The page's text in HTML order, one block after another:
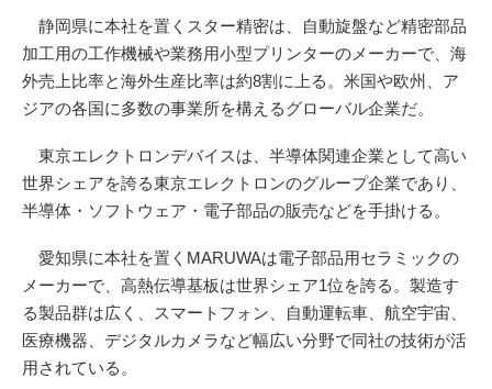
静岡県に本社を置くスター精密は、自動旋盤など精密部品
加工用の工作機械や業務用小型プリンターのメーカーで、海
外売上比率と海外生産比率は約8割に上る。米国や欧州、ア
ジアの各国に多数の事業所を構えるグローバル企業だ。
東京エレクトロンデバイスは、半導体関連企業として高い
世界シェアを誇る東京エレクトロンのグループ企業であり、
半導体・ソフトウェア・電子部品の販売などを手掛ける。
愛知県に本社を置くMARUWAは電子部品用セラミックの
メーカーで、高熱伝導基板は世界シェア1位を誇る。製造す
る製品群は広く、スマートフォン、自動運転車、航空宇宙、
医療機器、デジタルカメラなど幅広い分野で同社の技術が活
用されている。